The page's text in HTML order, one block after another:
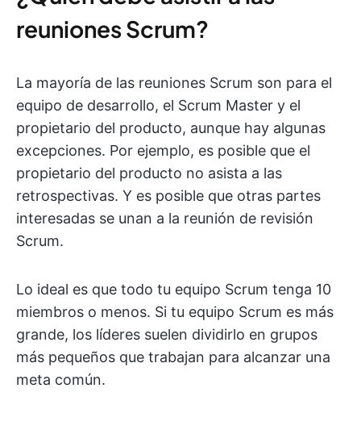
reuniones Scrum?
La mayoría de las reuniones Scrum son para el
equipo de desarrollo, el Scrum Master y el
propietario del producto, aunque hay algunas
excepciones. Por ejemplo, es posible que el
propietario del producto no asista a las
retrospectivas. Y es posible que otras partes
interesadas se unan a la reunión de revisión
Scrum.
Lo ideal es que todo tu equipo Scrum tenga 10
miembros o menos. Si tu equipo Scrum es más
grande, los líderes suelen dividirlo en grupos
más pequeños que trabajan para alcanzar una
meta común.